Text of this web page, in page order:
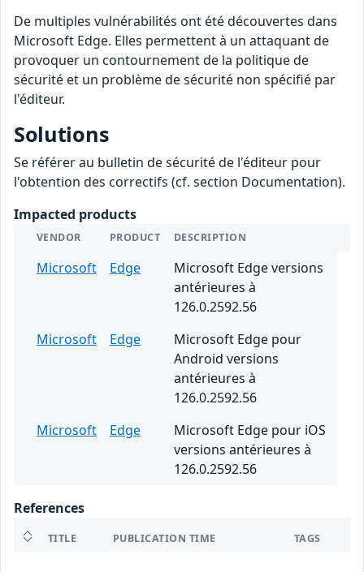
De multiples vulnérabilités ont été découvertes dans
Microsoft Edge. Elles permettent à un attaquant de
provoquer un contournement de la politique de
sécurité et un problème de sécurité non spécifié par
l'éditeur.
Solutions
Se référer au bulletin de sécurité de l'éditeur pour
l'obtention des correctifs (cf. section Documentation).
Impacted products
VENDOR PRODUCT DESCRIPTION
Microsoft Edge
Microsoft Edge versions
antérieures à
126.0.2592.56
Microsoft
Edge
Microsoft Edge pour
Android versions
antérieures à
126.0.2592.56
Microsoft
Edge
Microsoft Edge pour iOS
versions antérieures à
126.0.2592.56
References
TITLE PUBLICATION TIME TAGS